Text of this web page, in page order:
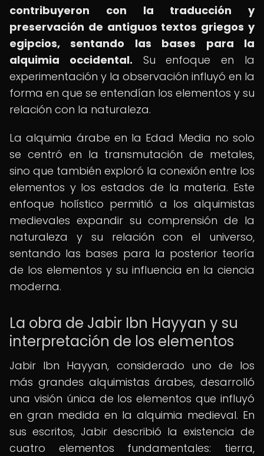
contribuyeron con la traducción y
preservación de antiguos textos griegos y
egipcios, sentando las bases para la
alquimia occidental. Su enfoque en la
experimentación y la observación influyó en la
forma en que se entendían los elementos y su
relación con la naturaleza.
La alquimia árabe en la Edad Media no solo
se centró en la transmutación de metales,
sino que también exploró la conexión entre los
elementos y los estados de la materia. Este
enfoque holístico permitió a los alquimistas
medievales expandir su comprensión de la
naturaleza y su relación con el universo,
sentando las bases para la posterior teoría
de los elementos y su influencia en la ciencia
moderna.
La obra de Jabir Ibn Hayyan y su
interpretación de los elementos
Jabir Ibn Hayyan, considerado uno de los
más grandes alquimistas árabes, desarrolló
una visión única de los elementos que influyó
en gran medida en la alquimia medieval. En
sus escritos, Jabir describió la existencia de
cuatro elementos fundamentales: tierra,